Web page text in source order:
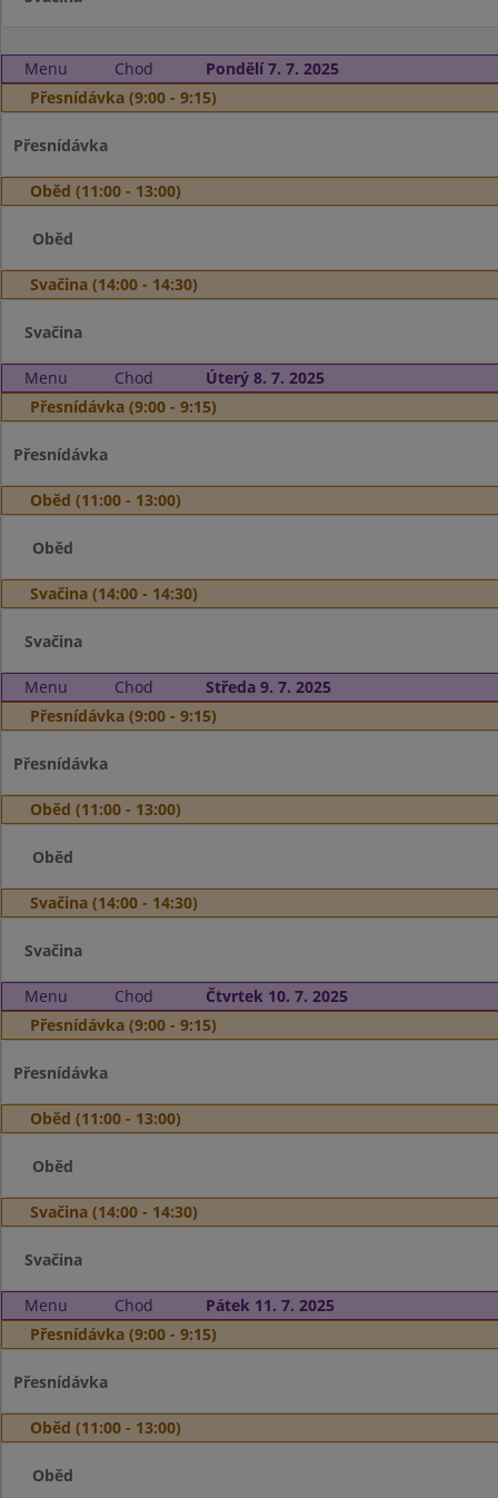
Menu Chod
Pondělí 7. 7. 2025
Přesnídávka (9:00 - 9:15)
Přesnídávka
Oběd (11:00 - 13:00)
Oběd
Svačina (14:00 - 14:30)
Svačina
Menu Chod
Úterý 8. 7. 2025
Přesnídávka (9:00 - 9:15)
Přesnídávka
Oběd (11:00 - 13:00)
Oběd
Svačina (14:00 - 14:30)
Svačina
Menu Chod
Středa 9. 7. 2025
Přesnídávka (9:00 - 9:15)
Přesnídávka
Oběd (11:00 - 13:00)
Oběd
Svačina (14:00 - 14:30)
Svačina
Menu Chod
Čtvrtek 10. 7. 2025
Přesnídávka (9:00 - 9:15)
Přesnídávka
Oběd (11:00 - 13:00)
Oběd
Svačina (14:00 - 14:30)
Svačina
Menu Chod
Pátek 11. 7. 2025
Přesnídávka (9:00 - 9:15)
Přesnídávka
Oběd (11:00 - 13:00)
Oběd